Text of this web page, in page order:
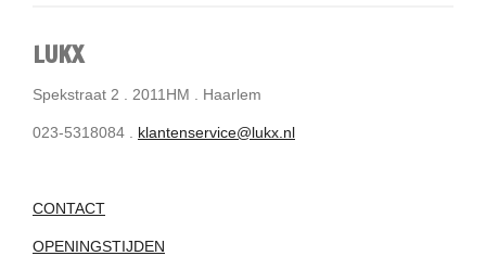
LUKX
Spekstraat 2 . 2011HM . Haarlem
023-5318084 . klantenservice@lukx.nl
CONTACT
OPENINGSTIJDEN